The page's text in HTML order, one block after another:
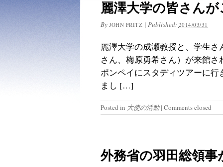
麗澤大学の皆さんが
By JOHN FRITZ | Published: 2014/03/31
麗澤大学の成瀬教授と、学生
さん、梅原勇希さん）が来館
ポンペイにスタディツアーに
まし […]
Posted in 大使の活動 | Comments closed
外務省の羽田総領事